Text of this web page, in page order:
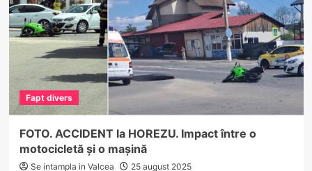
suferit
arsuri
într-
un
incendiu
de
vegetație
la
Sutești
Fapt divers
FOTO. ACCIDENT la HOREZU. Impact între o
motocicletă și o mașină
Se intampla in Valcea 25 august 2025